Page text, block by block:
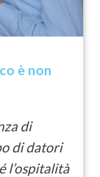
è non
di
di datori
l’ospitalità